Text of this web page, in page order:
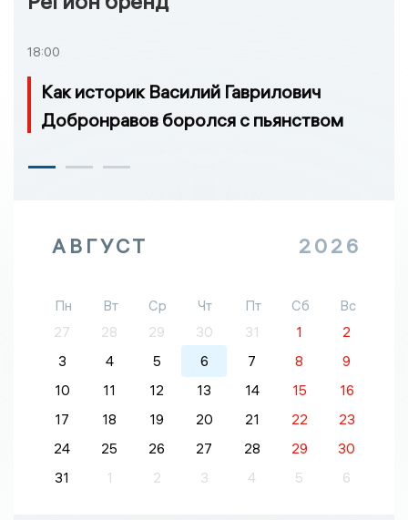
18:00
Как историк Василий Гаврилович
Добронравов боролся с пьянством
АВГУСТ 2026
Пн Вт Ср Чт Пт Сб
Вс
27
28 29 30 31 1
2
3
4 5 6 7 8
9
10
11 12 13 14 15
16
17
18 19 20 21 22
23
24
25 26 27 28 29
30
31
1 2 3 4 5 6